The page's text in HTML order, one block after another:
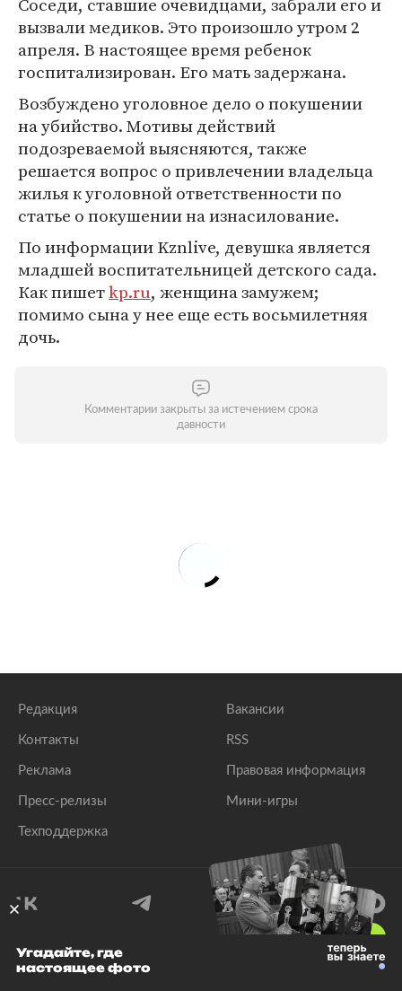
вызвали медиков. Это произошло утром 2
апреля. В настоящее время ребенок
госпитализирован. Его мать задержана.
Возбуждено уголовное дело о покушении
на убийство. Мотивы действий
подозреваемой выясняются, также
решается вопрос о привлечении владельца
жилья к уголовной ответственности по
статье о покушении на изнасилование.
По информации Kznlive, девушка является
младшей воспитательницей детского сада.
Как пишетkp.ru, женщина замужем;
помимо сына у нее еще есть восьмилетняя
дочь.
Комментарии закрыты за истечением срока
давности
Редакция
Контакты
Реклама
Пресс-релизы
Техподдержка
Вакансии
RSS
Правовая информация
Мини-игры
© 1999–2026 Все права защищены.
Угадайте, где
настоящее фото